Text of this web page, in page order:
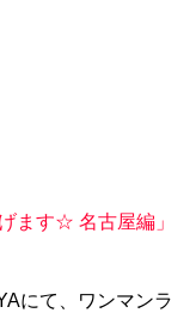
ます☆ 名古屋編」
にて、ワンマンラ